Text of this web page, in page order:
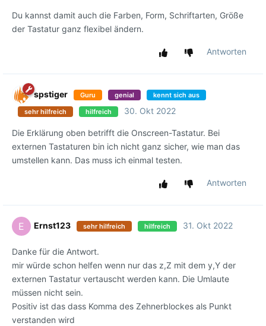
Du kannst damit auch die Farben, Form, Schriftarten, Größe
der Tastatur ganz flexibel ändern.
Antworten
spstiger Guru genial kennt sich aus
sehr hilfreich hilfreich 30. Okt 2022
Die Erklärung oben betrifft die Onscreen-Tastatur. Bei
externen Tastaturen bin ich nicht ganz sicher, wie man das
umstellen kann. Das muss ich einmal testen.
Antworten
E Ernst123 sehr hilfreich hilfreich 31. Okt 2022
Danke für die Antwort.
mir würde schon helfen wenn nur das z,Z mit dem y,Y der
externen Tastatur vertauscht werden kann. Die Umlaute
müssen nicht sein.
Positiv ist das dass Komma des Zehnerblockes als Punkt
verstanden wird